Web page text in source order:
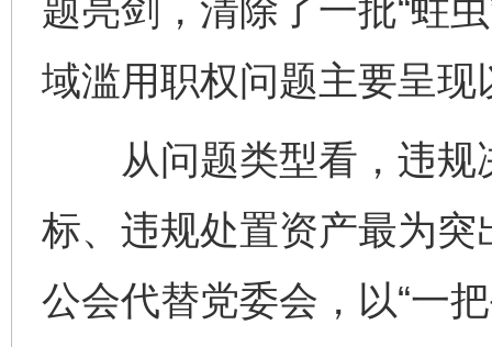
题亮剑，清除了一批“蛀
域滥用职权问题主要呈现
从问题类型看，违规
标、违规处置资产最为
公会代替党委会，以“一